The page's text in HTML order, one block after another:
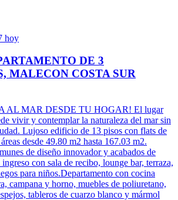
hoy
DE 3
MALECON COSTA SUR
AL MAR DESDE TU HOGAR! El lugar
vivir y contemplar la naturaleza del mar sin
Lujoso edificio de 13 pisos con flats de
desde 49.80 m2 hasta 167.03 m2.
de diseño innovador y acabados de
con sala de recibo, lounge bar, terraza,
para niños.Departamento con cocina
campana y horno, muebles de poliuretano,
tableros de cuarzo blanco y mármol